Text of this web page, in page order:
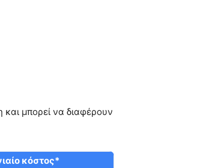
και μπορεί να διαφέρουν
κόστος*